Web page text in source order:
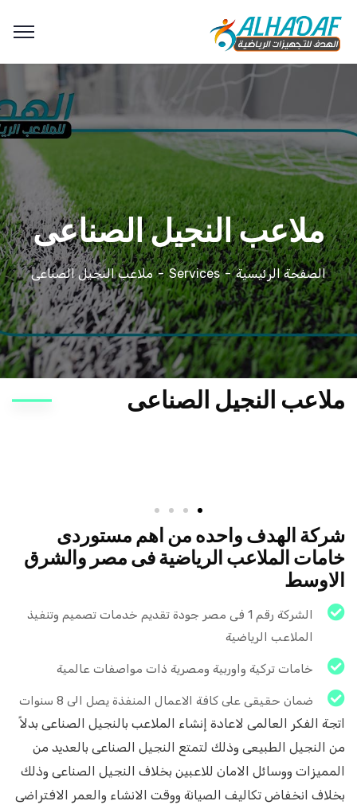
ملاعب النجيل الصناعى
الصفحة الرئيسية Services ملاعب النجيل الصناعى
ملاعب النجيل الصناعى
شركة الهدف واحده من اهم مستوردى
خامات الملاعب الرياضية فى مصر والشرق
الاوسط
الشركة رقم 1 فى مصر جودة تقديم خدمات تصميم وتنفيذ
الملاعب الرياضية
خامات تركية واوربية ومصرية ذات مواصفات عالمية
ضمان حقيقى على كافة الاعمال المنفذة يصل الى 8 سنوات
اتجة الفكر العالمى لاعادة إنشاء الملاعب بالنجيل الصناعى بدلاً
من النجيل الطبيعى وذلك لتمتع النجيل الصناعى بالعديد من
المميزات ووسائل الامان للاعبين بخلاف النجيل الصناعى وذلك
بخلاف انخفاض تكاليف الصيانة ووقت الانشاء والعمر الافتراضى